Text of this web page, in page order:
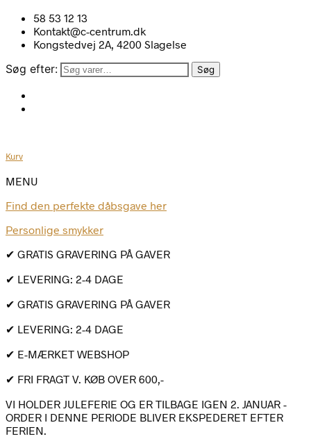
58 53 12 13
Kontakt@c-centrum.dk
Kongstedvej 2A, 4200 Slagelse
Søg efter: Søg
Kurv
MENU
Find den perfekte dåbsgave her
Personlige smykker
✔ GRATIS GRAVERING PÅ GAVER
✔ LEVERING: 2-4 DAGE
✔ GRATIS GRAVERING PÅ GAVER
✔ LEVERING: 2-4 DAGE
✔ E-MÆRKET WEBSHOP
✔ FRI FRAGT V. KØB OVER 600,-
VI HOLDER JULEFERIE OG ER TILBAGE IGEN 2. JANUAR -
ORDER I DENNE PERIODE BLIVER EKSPEDERET EFTER
FERIEN.